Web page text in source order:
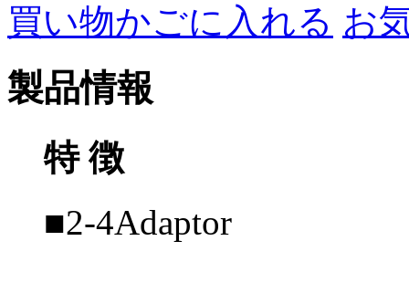
買い物かごに入れる お
製品情報
特 徴
■2-4Adaptor